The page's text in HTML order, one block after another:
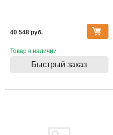
40 548 pуб.
Товар в наличии
Быстрый заказ